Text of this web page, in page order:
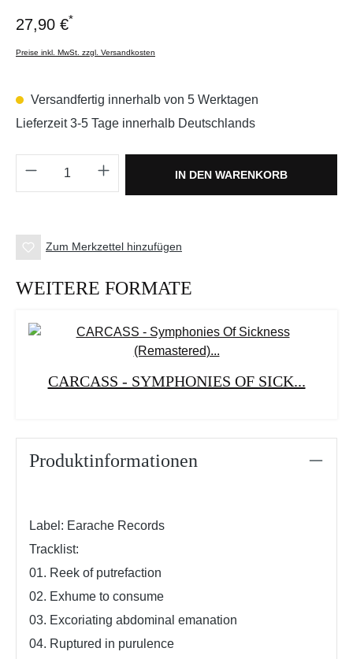
27,90 €*
Preise inkl. MwSt. zzgl. Versandkosten
Versandfertig innerhalb von 5 Werktagen
Lieferzeit 3-5 Tage innerhalb Deutschlands
Produkt Anzahl: Gib den gewünschten
IN DEN WARENKORB
Zum Merkzettel hinzufügen
WEITERE FORMATE
CARCASS - SYMPHONIES OF SICK...
Produktinformationen
Label: Earache Records
Tracklist:
01. Reek of putrefaction
02. Exhume to consume
03. Excoriating abdominal emanation
04. Ruptured in purulence